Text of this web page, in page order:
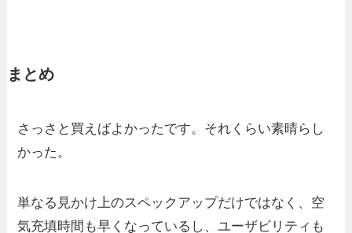
まとめ
さっさと買えばよかったです。それくらい素晴らし
かった。
単なる見かけ上のスペックアップだけではなく、空
気充填時間も早くなっているし、ユーザビリティも